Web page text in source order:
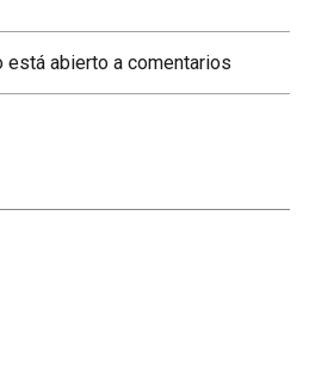
está abierto a comentarios